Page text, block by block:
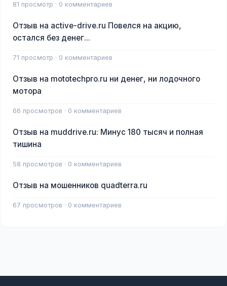
81 просмотр · 0 комментариев
Отзыв на active-drive.ru Повелся на акцию,
остался без денег...
71 просмотр · 0 комментариев
Отзыв на mototechpro.ru ни денег, ни лодочного
мотора
66 просмотров · 0 комментариев
Отзыв на muddrive.ru: Минус 180 тысяч и полная
тишина
58 просмотров · 0 комментариев
Отзыв на мошенников quadterra.ru
67 просмотров · 0 комментариев